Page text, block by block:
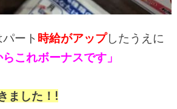
ート 時給がアップしたうえに
これボーナスです」
ました！!